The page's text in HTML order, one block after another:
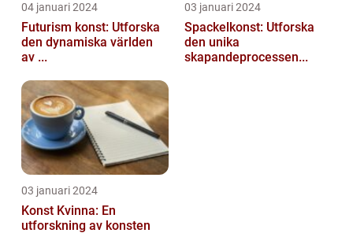
04 januari 2024
Futurism konst: Utforska
den dynamiska världen
av ...
03 januari 2024
Spackelkonst: Utforska
den unika
skapandeprocessen...
03 januari 2024
Konst Kvinna: En
utforskning av konsten